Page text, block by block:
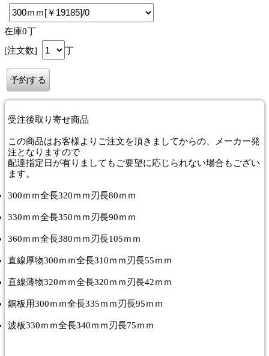
在庫0丁
[注文数]
丁
受注後取り寄せ商品
この商品はお客様よりご注文を頂きましてからの、メーカー発
注となりますので
配達指定日が有りましてもご要望に応じられない場合もござい
ます。
300ｍｍ全長320ｍｍ刃長80ｍｍ
330ｍｍ全長350ｍｍ刃長90ｍｍ
360ｍｍ全長380ｍｍ刃長105ｍｍ
直線厚物300ｍｍ全長310ｍｍ刃長55ｍｍ
直線薄物320ｍｍ全長320ｍｍ刃長42ｍｍ
銅板用300ｍｍ全長335ｍｍ刃長95ｍｍ
波板330ｍｍ全長340ｍｍ刃長75ｍｍ